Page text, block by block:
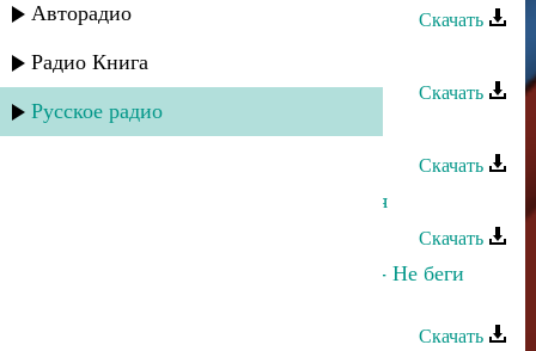
Авторадио
Радио Книга
Русское радио
Скачать
Марина Алиева - Дай мне знать
Скачать
Марина Алиева - Не суждено
Скачать
Марина Алиева - С днем рождения
Скачать
Марина Алиева и Ринат Каримов - Не беги
Скачать